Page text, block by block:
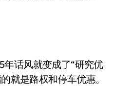
电
话风就变成了“研究优
就是路权和停车优惠。